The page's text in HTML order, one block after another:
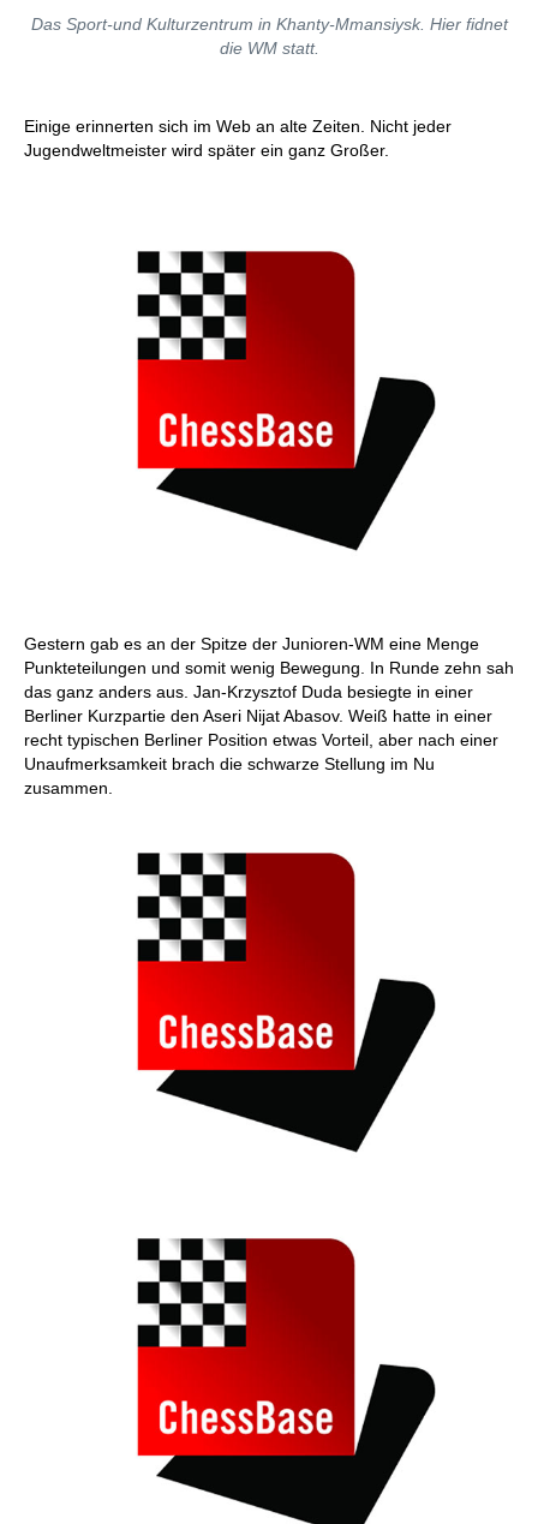
Das Sport-und Kulturzentrum in Khanty-Mmansiysk. Hier fidnet
die WM statt.
Einige erinnerten sich im Web an alte Zeiten. Nicht jeder
Jugendweltmeister wird später ein ganz Großer.
Gestern gab es an der Spitze der Junioren-WM eine Menge
Punkteteilungen und somit wenig Bewegung. In Runde zehn sah
das ganz anders aus. Jan-Krzysztof Duda besiegte in einer
Berliner Kurzpartie den Aseri Nijat Abasov. Weiß hatte in einer
recht typischen Berliner Position etwas Vorteil, aber nach einer
Unaufmerksamkeit brach die schwarze Stellung im Nu
zusammen.